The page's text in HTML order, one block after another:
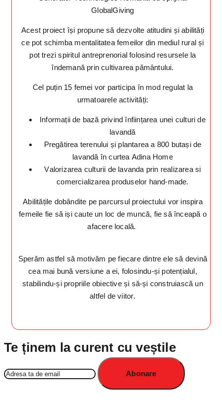
GlobalGiving
Acest proiect își propune să dezvolte atitudini și abilități
ce pot schimba mentalitatea femeilor din mediul rural și
pot trezi spiritul antreprenorial folosind resursele la
îndemană prin cultivarea pământului.
Cel puțin 15 femei vor participa în mod regulat la
urmatoarele activități:
Informații de bază privind înființarea unei culturi de
lavandă
Pregătirea terenului și plantarea a 800 butași de
lavandă în curtea Adina Home
Valorizarea culturii de lavanda prin realizarea si
comercializarea produselor hand-made.
Abilitățile dobândite pe parcursul proiectului vor inspira
femeile fie să iși caute un loc de muncă, fie să înceapă o
afacere locală.
Sperăm astfel să motivăm pe fiecare dintre ele să devină
cea mai bună versiune a ei, folosindu-și potențialul,
stabilindu-și propriile obiective și să-și construiască un
altfel de viitor.
Te ținem la curent cu veștile